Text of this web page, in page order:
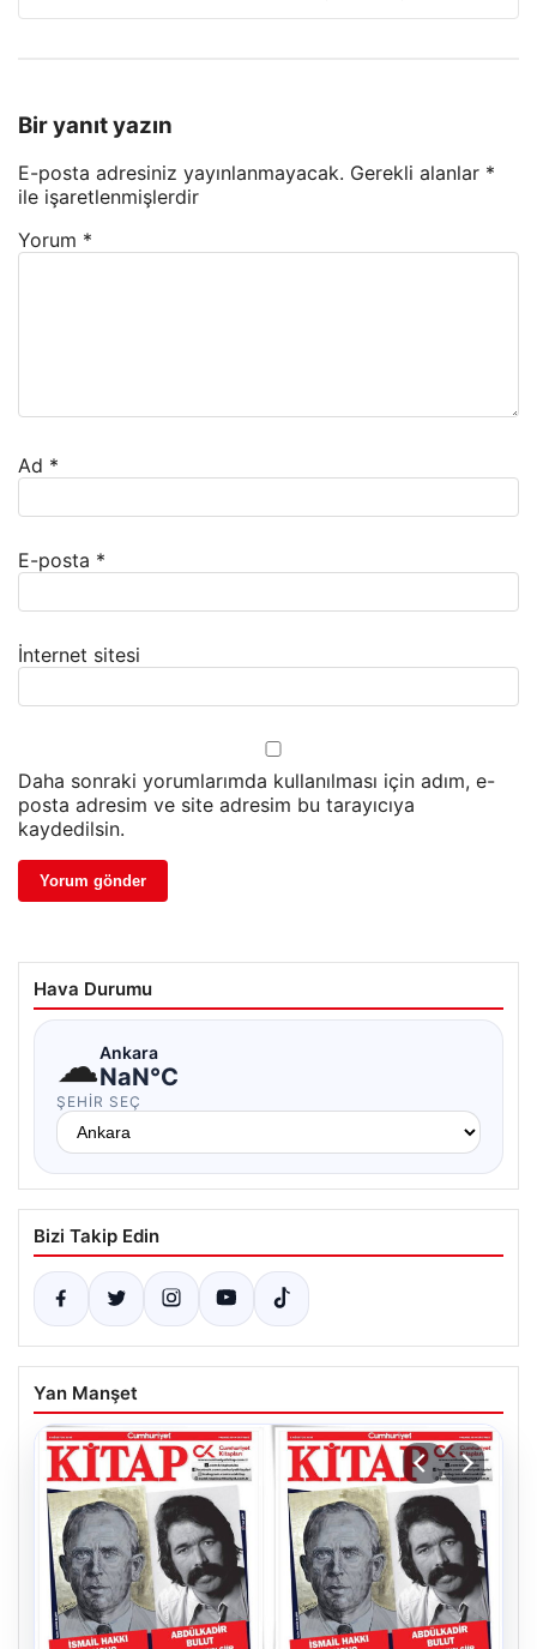
Bir yanıt yazın
E-posta adresiniz yayınlanmayacak. Gerekli alanlar *
ile işaretlenmişlerdir
Yorum *
Ad *
E-posta *
İnternet sitesi
Daha sonraki yorumlarımda kullanılması için adım, e-
posta adresim ve site adresim bu tarayıcıya
kaydedilsin.
Hava Durumu
☁Ankara
NaN°C
ŞEHIR SEÇ
Bizi Takip Edin
Yan Manşet